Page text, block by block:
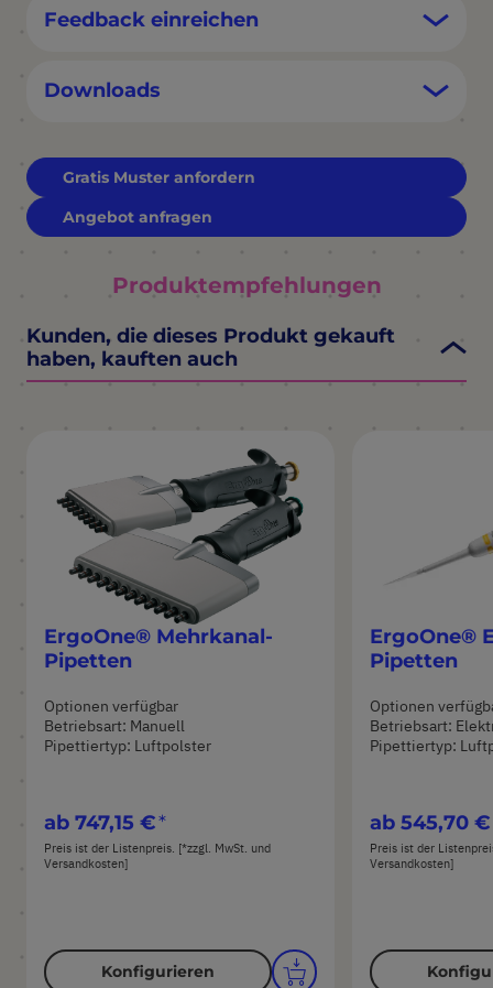
Feedback einreichen
Downloads
Gratis Muster anfordern
Angebot anfragen
Produktempfehlungen
Kunden, die dieses Produkt gekauft
haben, kauften auch
ErgoOne® Mehrkanal-
Pipetten
Optionen verfügbar
Betriebsart: Manuell
Pipettiertyp: Luftpolster
ab 747,15 €
Preis ist der Listenpreis. [*zzgl. MwSt. und
Versandkosten]
Konfigurieren
ErgoOne®
Pipetten
Optionen
Betriebsart:
Pipettiertyp:
ab 545,70 €
Preis ist der
Versandkosten]